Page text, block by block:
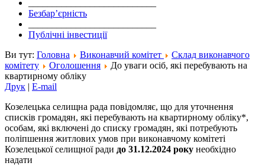
Безбар’єрність
Публічні інвестиції
Ви тут: Головна Виконавчий комітет
Склад виконавчого
комітету
Оголошення
До уваги осіб, які перебувають на
квартирному обліку
Друк | E-mail
Козелецька селищна рада повідомляє, що для уточнення
списків громадян, які перебувають на квартирному обліку*,
особам, які включені до списку громадян, які потребують
поліпшення житлових умов при виконавчому комітеті
Козелецької селищної ради до 31.12.2024 року необхідно
надати